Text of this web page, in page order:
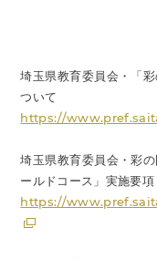
埼玉県教育委員会・「
ついて
https://
埼玉県教育委員会・彩
ールドコース」実施要項
https://